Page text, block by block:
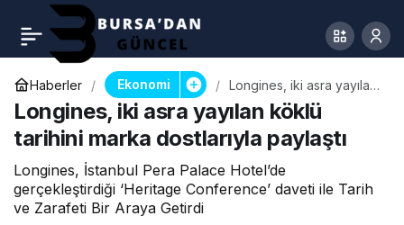
Haberler Ekonomi
Longines, iki asra yayılan
köklü tarihini marka
dostlarıyla paylaştı
Longines, iki asra yayılan köklü
tarihini marka dostlarıyla paylaştı
Longines, İstanbul Pera Palace Hotel’de
gerçekleştirdiği ‘Heritage Conference’ daveti ile Tarih
ve Zarafeti Bir Araya Getirdi